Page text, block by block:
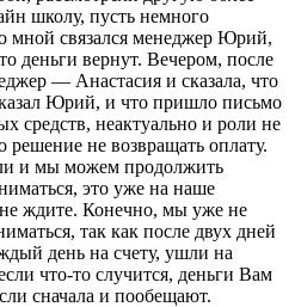
школу, пусть немного
мной связался менеджер Юрий,
деньги вернут. Вечером, после
— Анастасия и сказала, что
Юрий, и что пришло письмо
средств, неактуально и роли не
решение не возвращать оплату.
и мы можем продолжить
это уже на наше
ждите. Конечно, мы уже не
так как после двух дней
день на счету, ушли на
что-то случится, деньги Вам
сначала и пообещают.